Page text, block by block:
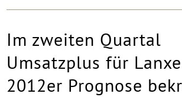
Im zweiten Quartal
Umsatzplus für
2012er Prognose